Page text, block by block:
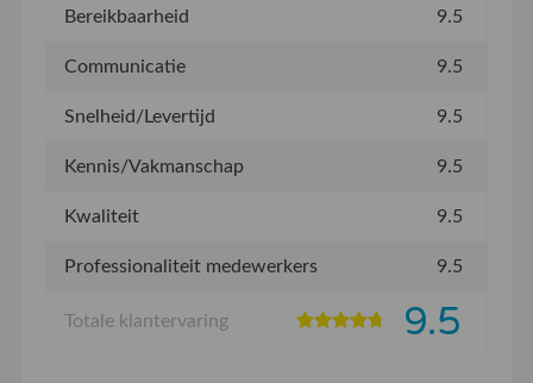
Bereikbaarheid 9.5
Communicatie 9.5
Snelheid/Levertijd 9.5
Kennis/Vakmanschap 9.5
Kwaliteit 9.5
Professionaliteit medewerkers 9.5
Totale klantervaring 9.5